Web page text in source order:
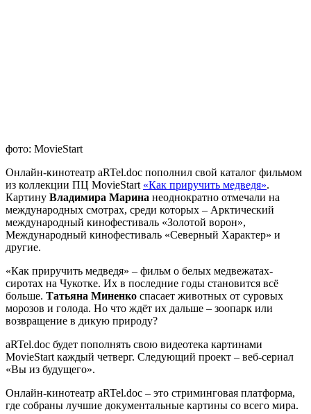
фото: MovieStart
Онлайн-кинотеатр aRTel.doc пополнил свой каталог фильмом
из коллекции ПЦ MovieStart «Как приручить медведя».
Картину Владимира Марина неоднократно отмечали на
международных смотрах, среди которых – Арктический
международный кинофестиваль «Золотой ворон»,
Международный кинофестиваль «Северный Характер» и
другие.
«Как приручить медведя» – фильм о белых медвежатах-
сиротах на Чукотке. Их в последние годы становится всё
больше. Татьяна Миненко спасает животных от суровых
морозов и голода. Но что ждёт их дальше – зоопарк или
возвращение в дикую природу?
aRTel.doc будет пополнять свою видеотека картинами
MovieStart каждый четверг. Следующий проект – веб-сериал
«Вы из будущего».
Онлайн-кинотеатр aRTel.doc – это стриминговая платформа,
где собраны лучшие документальные картины со всего мира.